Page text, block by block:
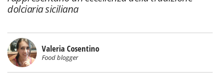
dolciaria siciliana
Valeria Cosentino
Food blogger